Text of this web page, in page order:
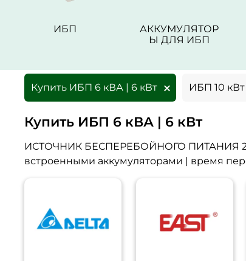
ИБП
АККУМУЛЯТОР
Ы ДЛЯ ИБП
Купить ИБП 6 кВА | 6 кВт ИБП 10 кВт
Купить ИБП 6 кВА | 6 кВт
ИСТОЧНИК БЕСПЕРЕБОЙНОГО ПИТАНИЯ
встроенными аккумуляторами | время